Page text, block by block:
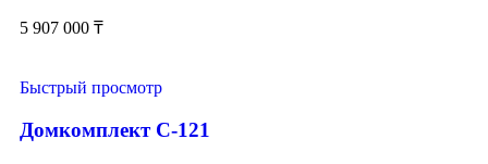
5 907 000 ₸
Быстрый просмотр
Домкомплект С-121